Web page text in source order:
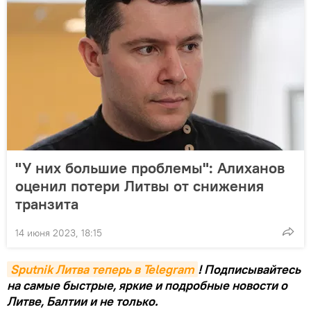
"У них большие проблемы": Алиханов
оценил потери Литвы от снижения
транзита
14 июня 2023, 18:15
Sputnik Литва теперь в Telegram ! Подписывайтесь
на самые быстрые, яркие и подробные новости о
Литве, Балтии и не только.